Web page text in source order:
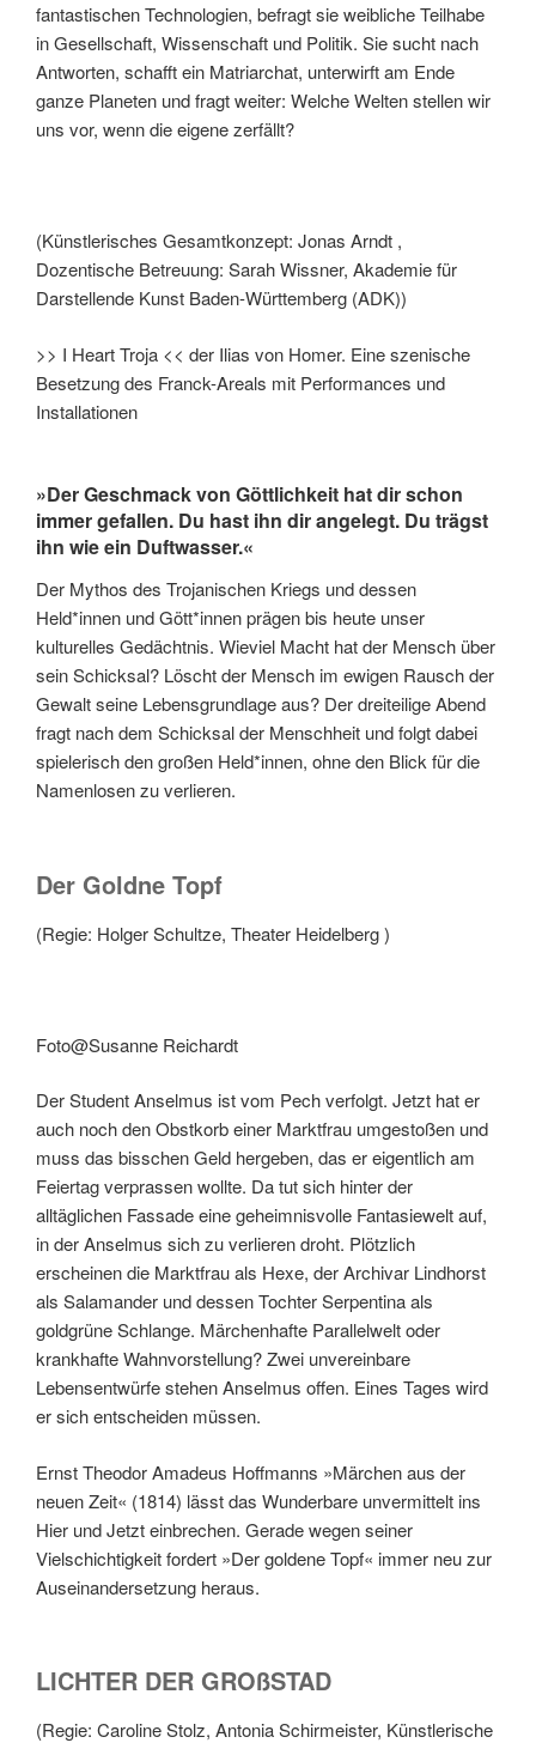
fantastischen Technologien, befragt sie weibliche Teilhabe
in Gesellschaft, Wissenschaft und Politik. Sie sucht nach
Antworten, schafft ein Matriarchat, unterwirft am Ende
ganze Planeten und fragt weiter: Welche Welten stellen wir
uns vor, wenn die eigene zerfällt?
(Künstlerisches Gesamtkonzept: Jonas Arndt ,
Dozentische Betreuung: Sarah Wissner, Akademie für
Darstellende Kunst Baden-Württemberg (ADK))
>> I Heart Troja << der Ilias von Homer. Eine szenische
Besetzung des Franck-Areals mit Performances und
Installationen
»Der Geschmack von Göttlichkeit hat dir schon
immer gefallen. Du hast ihn dir angelegt. Du trägst
ihn wie ein Duftwasser.«
Der Mythos des Trojanischen Kriegs und dessen
Held*innen und Gött*innen prägen bis heute unser
kulturelles Gedächtnis. Wieviel Macht hat der Mensch über
sein Schicksal? Löscht der Mensch im ewigen Rausch der
Gewalt seine Lebensgrundlage aus? Der dreiteilige Abend
fragt nach dem Schicksal der Menschheit und folgt dabei
spielerisch den großen Held*innen, ohne den Blick für die
Namenlosen zu verlieren.
Der Goldne Topf
(Regie: Holger Schultze, Theater Heidelberg )
Foto@Susanne Reichardt
Der Student Anselmus ist vom Pech verfolgt. Jetzt hat er
auch noch den Obstkorb einer Marktfrau umgestoßen und
muss das bisschen Geld hergeben, das er eigentlich am
Feiertag verprassen wollte. Da tut sich hinter der
alltäglichen Fassade eine geheimnisvolle Fantasiewelt auf,
in der Anselmus sich zu verlieren droht. Plötzlich
erscheinen die Marktfrau als Hexe, der Archivar Lindhorst
als Salamander und dessen Tochter Serpentina als
goldgrüne Schlange. Märchenhafte Parallelwelt oder
krankhafte Wahnvorstellung? Zwei unvereinbare
Lebensentwürfe stehen Anselmus offen. Eines Tages wird
er sich entscheiden müssen.
Ernst Theodor Amadeus Hoffmanns »Märchen aus der
neuen Zeit« (1814) lässt das Wunderbare unvermittelt ins
Hier und Jetzt einbrechen. Gerade wegen seiner
Vielschichtigkeit fordert »Der goldene Topf« immer neu zur
Auseinandersetzung heraus.
LICHTER DER GROßSTAD
(Regie: Caroline Stolz, Antonia Schirmeister, Künstlerische